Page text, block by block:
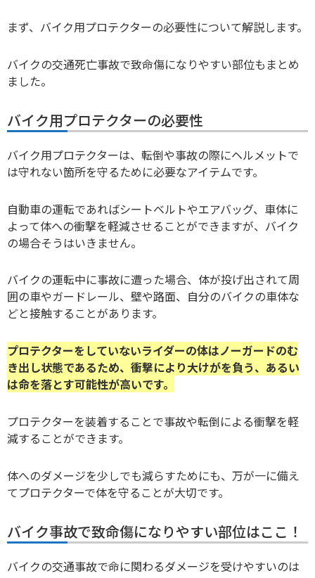
まず、バイク用プロテクターの必要性について解説します。
バイクの交通死亡事故で致命傷になりやすい部位もまとめ
ました。
バイク用プロテクターの必要性
バイク用プロテクターは、転倒や事故の際にヘルメットで
は守れない箇所を守るために必要なアイテムです。
自動車の運転であればシートベルトやエアバッグ、車体に
よって体への衝撃を軽減させることができますが、バイク
の場合そうはいきません。
バイクの運転中に事故に遭った場合、体が投げ出されて周
囲の車やガードレール、壁や路面、自分のバイクの車体な
どと接触することがあります。
プロテクターをしていないライダーの体はノーガードのむ
き出し状態であるため、衝撃により大けがを負う、あるい
は命を落とす可能性が高いです。
プロテクターを装着することで事故や転倒による衝撃を軽
減することができます。
体へのダメージを少しでも減らすためにも、万が一に備え
てプロテクターで体を守ることが大切です。
バイク事故で致命傷になりやすい部位はここ！
バイクの交通事故で命に関わるダメージを受けやすいのは